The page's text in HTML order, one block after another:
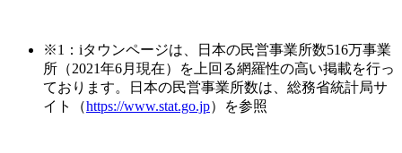
※1：iタウンページは、日本の民営事業所数516万事業
所（2021年6月現在）を上回る網羅性の高い掲載を行っ
ております。日本の民営事業所数は、総務省統計局サ
イト（https://www.stat.go.jp）を参照